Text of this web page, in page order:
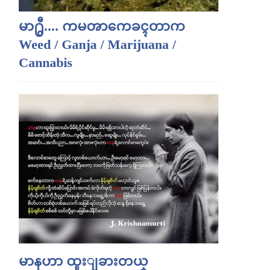
မာ႐ွီ.... ကမၻာကေခၚတာက
Weed / Ganja / Marijuana /
Cannabis
မာနဟာ ထူးျခားတယ္